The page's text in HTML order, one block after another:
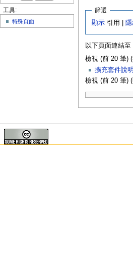
篩選
顯示 引用 |
以下頁面連結至
檢視 (前 20 筆)
擴充套件說
檢視 (前 20 筆)
工具:
特殊頁面